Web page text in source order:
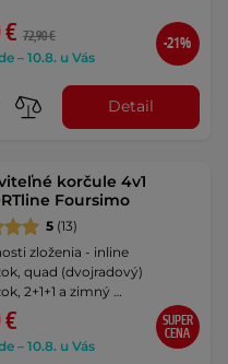
€ 72,90 €
– 10.8. u Vás
-21%
Detail
korčule 4v1
Foursimo
5 (13)
zloženia - inline
quad (dvojradový)
2+1+1 a zimný …
€
– 10.8. u Vás
SUPER
CENA